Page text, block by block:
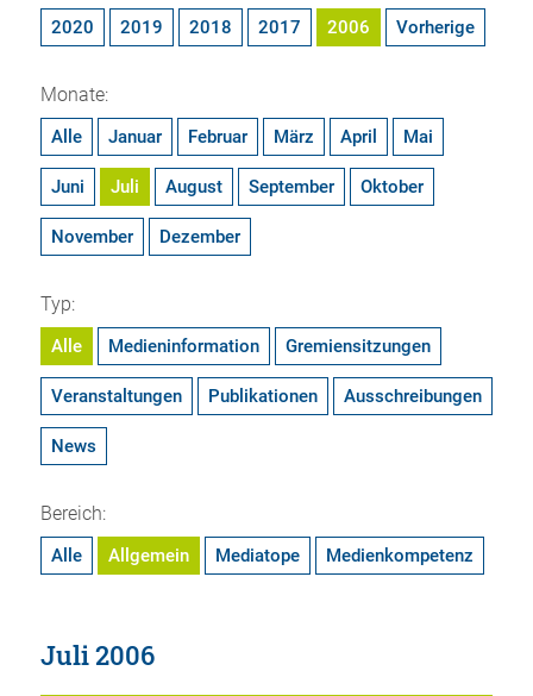
2020 2019 2018 2017 2006 Vorherige
Monate:
Alle Januar Februar März April Mai
Juni Juli August September Oktober
November Dezember
Typ:
Alle Medieninformation Gremiensitzungen
Veranstaltungen Publikationen Ausschreibungen
News
Bereich:
Alle Allgemein Mediatope Medienkompetenz
Juli 2006